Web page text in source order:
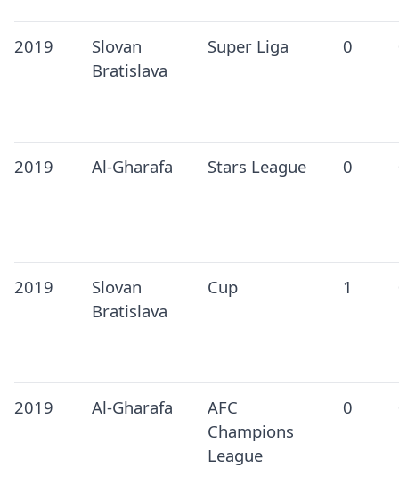
2019
Slovan
Bratislava
Super Liga 0
2019 Al-Gharafa Stars League 0
2019
Slovan
Bratislava
Cup 1
2019 Al-Gharafa
AFC
Champions
League
0